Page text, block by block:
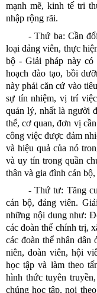
mạnh mẽ, kinh tế tri
nhập rộng rãi.
- Thứ ba: Cần
loại đảng viên, thực
bộ - Giải pháp này
hoạch đào tạo, bồi
này phải căn cứ vào
sự tín nhiệm, vị trí
quản lý, nhất là người
thể, cơ quan, đơn vị
công việc được đảm
và hiệu quả của nó
và uy tín trong quần
thân và gia đình cán
- Thứ tư: Tăng
cán bộ, đảng viên.
những nội dung như:
các đoàn thể chính trị,
các đoàn thể nhân dân
niên, đoàn viên, hội
học tập và làm theo
hình thức tuyên
chúng học tập, noi